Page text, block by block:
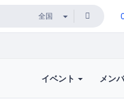
イベント メン